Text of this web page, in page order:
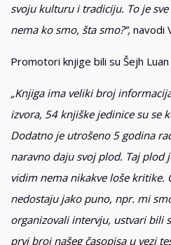
svoju kulturu i tradiciju. To je
nema ko smo, šta smo?“, navodi
Promotori knjige bili su Šejh
„Knjiga ima veliki broj
izvora, 54 knjiške jedinice su se
Dodatno je utrošeno 5 godina
naravno daju svoj plod. Taj plod
vidim nema nikakve loše kritike.
nedostaju jako puno, npr. mi
organizovali intervju, ustvari bili
prvi broj našeg časopisa u vezi